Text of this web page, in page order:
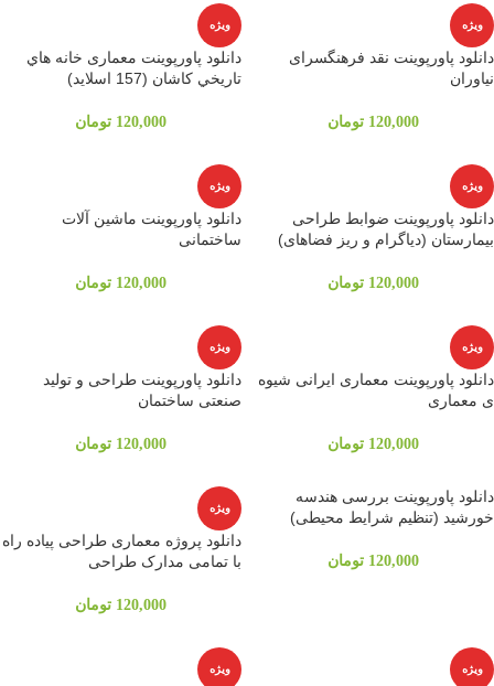
ویژه
دانلود پاورپوینت نقد فرهنگسرای
نیاوران
120,000 تومان
ویژه
دانلود پاورپوینت معماری خانه هاي
تاريخي كاشان (157 اسلاید)
120,000 تومان
ویژه
دانلود پاورپوینت ضوابط طراحی
بیمارستان (دیاگرام و ریز فضاهای)
120,000 تومان
ویژه
دانلود پاورپوینت ماشین آلات
ساختمانی
120,000 تومان
ویژه
دانلود پاورپوینت معماری ایرانی شیوه
ی معماری
120,000 تومان
ویژه
دانلود پاورپوینت طراحی و تولید
صنعتی ساختمان
120,000 تومان
دانلود پاورپوینت بررسی هندسه
خورشید (تنظیم شرایط محیطی)
120,000 تومان
ویژه
دانلود پروژه معماری طراحی پیاده راه
با تمامی مدارک طراحی
120,000 تومان
ویژه ویژه